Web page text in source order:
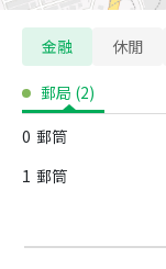
金融 休閒
郵局 (2)
0 郵筒
1 郵筒